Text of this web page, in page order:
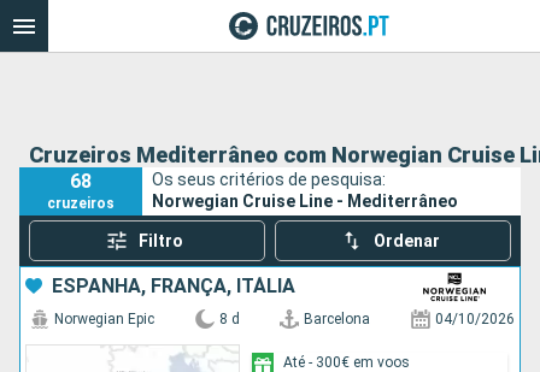
Cruzeiros Mediterrâneo com Norwegian Cruise
68
cruzeiros
Os seus critérios de pesquisa:
Norwegian Cruise Line - Mediterrâneo
Filtro Ordenar
ESPANHA, FRANÇA, ITÁLIA
Norwegian Epic 8 d Barcelona 04/10/2026
Até - 300€ em voos